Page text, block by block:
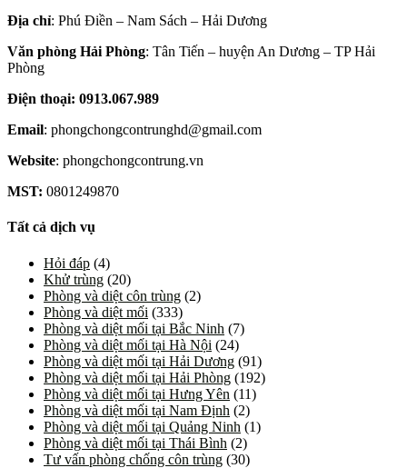
Địa chỉ: Phú Điền – Nam Sách – Hải Dương
Văn phòng Hải Phòng: Tân Tiến – huyện An Dương – TP Hải
Phòng
Điện thoại: 0913.067.989
Email: phongchongcontrunghd@gmail.com
Website: phongchongcontrung.vn
MST: 0801249870
Tất cả dịch vụ
Hỏi đáp (4)
Khử trùng (20)
Phòng và diệt côn trùng (2)
Phòng và diệt mối (333)
Phòng và diệt mối tại Bắc Ninh (7)
Phòng và diệt mối tại Hà Nội (24)
Phòng và diệt mối tại Hải Dương (91)
Phòng và diệt mối tại Hải Phòng (192)
Phòng và diệt mối tại Hưng Yên (11)
Phòng và diệt mối tại Nam Định (2)
Phòng và diệt mối tại Quảng Ninh (1)
Phòng và diệt mối tại Thái Bình (2)
Tư vấn phòng chống côn trùng (30)